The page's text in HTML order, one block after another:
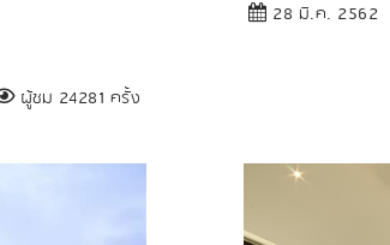
ผู้ชม 24281 ครั้ง
28 มี.ค. 2562